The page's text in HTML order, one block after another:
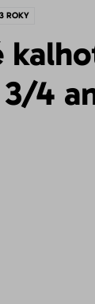
ROKY
3/4